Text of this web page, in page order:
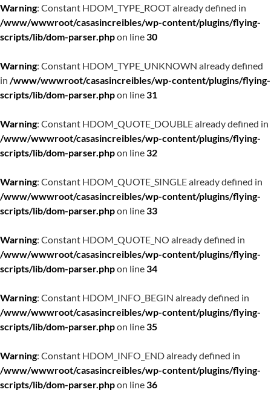
Warning: Constant HDOM_TYPE_ROOT already defined in
/www/wwwroot/casasincreibles/wp-content/plugins/flying-
scripts/lib/dom-parser.phpon line30
Warning: Constant HDOM_TYPE_UNKNOWN already defined
in /www/wwwroot/casasincreibles/wp-content/plugins/flying-
scripts/lib/dom-parser.phpon line31
Warning: Constant HDOM_QUOTE_DOUBLE already defined in
/www/wwwroot/casasincreibles/wp-content/plugins/flying-
scripts/lib/dom-parser.phpon line32
Warning: Constant HDOM_QUOTE_SINGLE already defined in
/www/wwwroot/casasincreibles/wp-content/plugins/flying-
scripts/lib/dom-parser.phpon line33
Warning: Constant HDOM_QUOTE_NO already defined in
/www/wwwroot/casasincreibles/wp-content/plugins/flying-
scripts/lib/dom-parser.phpon line34
Warning: Constant HDOM_INFO_BEGIN already defined in
/www/wwwroot/casasincreibles/wp-content/plugins/flying-
scripts/lib/dom-parser.phpon line35
Warning: Constant HDOM_INFO_END already defined in
/www/wwwroot/casasincreibles/wp-content/plugins/flying-
scripts/lib/dom-parser.phpon line36